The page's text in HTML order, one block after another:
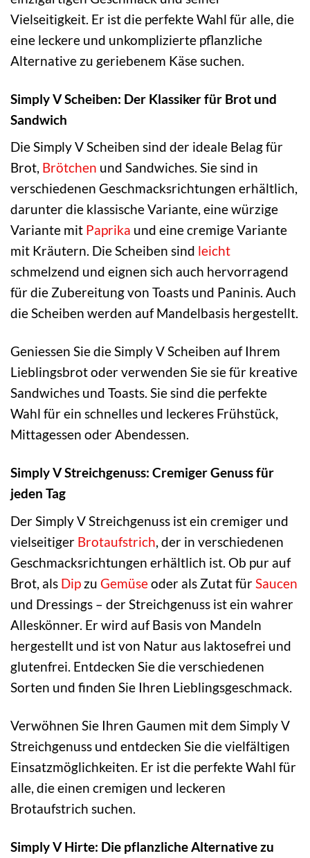
Vielseitigkeit. Er ist die perfekte Wahl für alle, die
eine leckere und unkomplizierte pflanzliche
Alternative zu geriebenem Käse suchen.
Simply V Scheiben: Der Klassiker für Brot und
Sandwich
Die Simply V Scheiben sind der ideale Belag für
Brot, Brötchen und Sandwiches. Sie sind in
verschiedenen Geschmacksrichtungen erhältlich,
darunter die klassische Variante, eine würzige
Variante mit Paprika und eine cremige Variante
mit Kräutern. Die Scheiben sind leicht
schmelzend und eignen sich auch hervorragend
für die Zubereitung von Toasts und Paninis. Auch
die Scheiben werden auf Mandelbasis hergestellt.
Geniessen Sie die Simply V Scheiben auf Ihrem
Lieblingsbrot oder verwenden Sie sie für kreative
Sandwiches und Toasts. Sie sind die perfekte
Wahl für ein schnelles und leckeres Frühstück,
Mittagessen oder Abendessen.
Simply V Streichgenuss: Cremiger Genuss für
jeden Tag
Der Simply V Streichgenuss ist ein cremiger und
vielseitiger Brotaufstrich, der in verschiedenen
Geschmacksrichtungen erhältlich ist. Ob pur auf
Brot, als Dip zu Gemüseoder als Zutat fürSaucen
und Dressings – der Streichgenuss ist ein wahrer
Alleskönner. Er wird auf Basis von Mandeln
hergestellt und ist von Natur aus laktosefrei und
glutenfrei. Entdecken Sie die verschiedenen
Sorten und finden Sie Ihren Lieblingsgeschmack.
Verwöhnen Sie Ihren Gaumen mit dem Simply V
Streichgenuss und entdecken Sie die vielfältigen
Einsatzmöglichkeiten. Er ist die perfekte Wahl für
alle, die einen cremigen und leckeren
Brotaufstrich suchen.
Simply V Hirte: Die pflanzliche Alternative zu